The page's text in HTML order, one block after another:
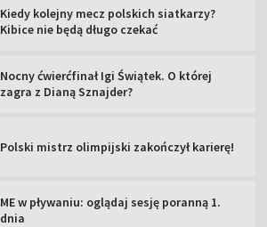
Kiedy kolejny mecz polskich siatkarzy?
Kibice nie będą długo czekać
Nocny ćwierćfinał Igi Świątek. O której
zagra z Dianą Sznajder?
Polski mistrz olimpijski zakończył karierę!
ME w pływaniu: oglądaj sesję poranną 1.
dnia